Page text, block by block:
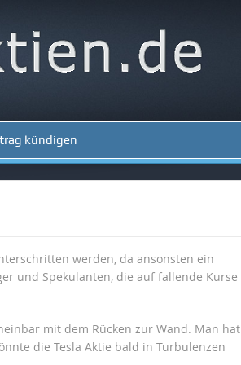
kündigen
werden, da ansonsten ein
und Spekulanten, die auf fallende Kurse
mit dem Rücken zur Wand. Man hat
die Tesla Aktie bald in Turbulenzen